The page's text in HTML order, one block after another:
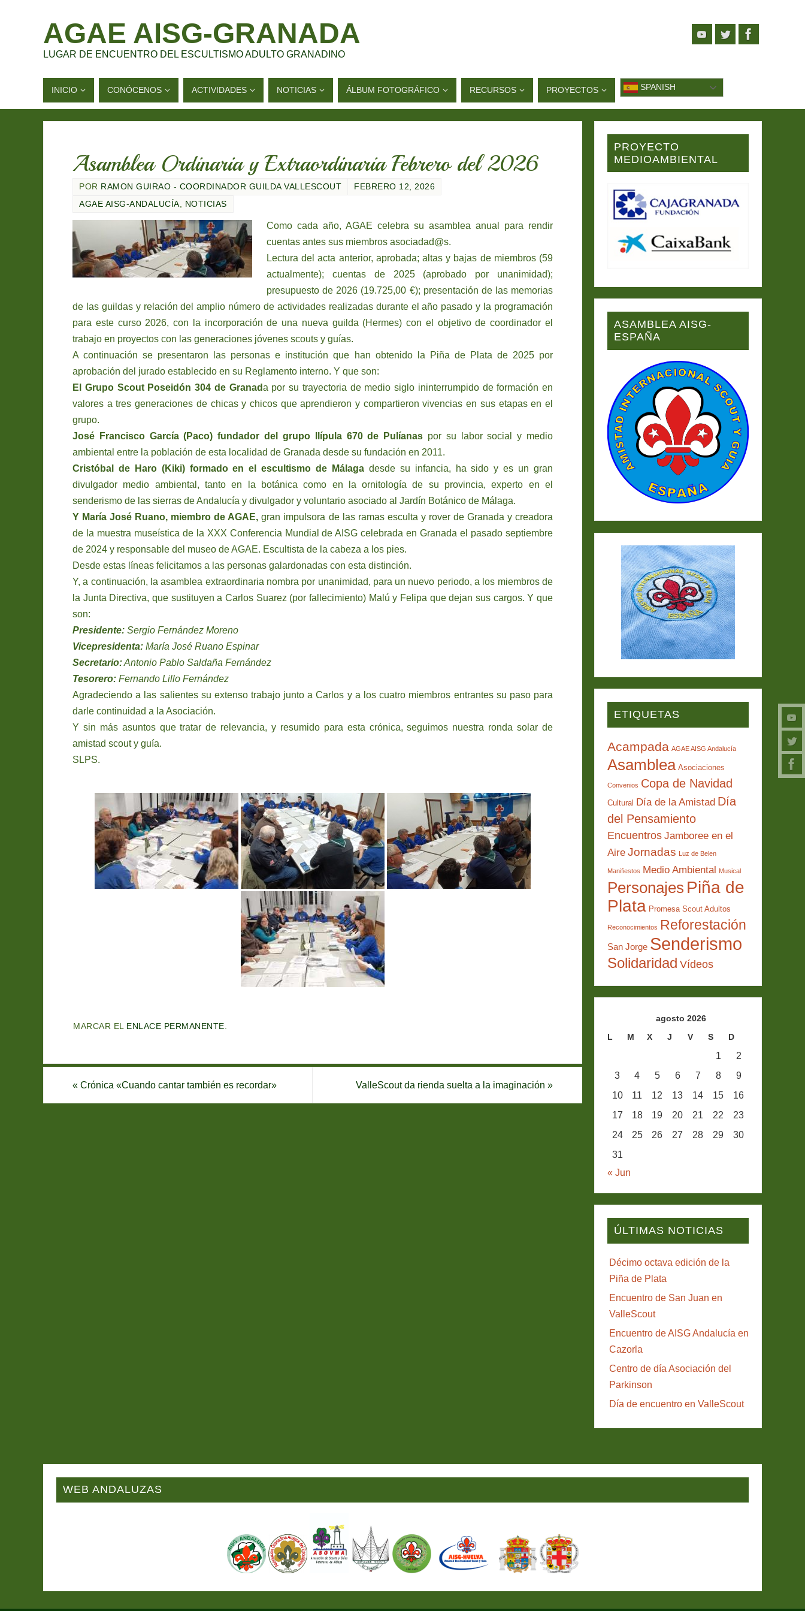
AGAE AISG-GRANADA
LUGAR DE ENCUENTRO DEL ESCULTISMO ADULTO GRANADINO
INICIO CONÓCENOS ACTIVIDADES NOTICIAS ÁLBUM FOTOGRÁFICO RECURSOS PROYECTOS SPANISH
Asamblea Ordinaria y Extraordinaria Febrero del 2026
POR RAMON GUIRAO - COORDINADOR GUILDA VALLESCOUT
FEBRERO 12, 2026
AGAE AISG-ANDALUCÍA, NOTICIAS
Como cada año, AGAE celebra su asamblea anual para rendir
cuentas antes sus miembros asociadad@s.
Lectura del acta anterior, aprobada; altas y bajas de miembros (59
actualmente); cuentas de 2025 (aprobado por unanimidad);
presupuesto de 2026 (19.725,00 €); presentación de las memorias
de las guildas y relación del amplio número de actividades realizadas durante el año pasado y la programación
para este curso 2026, con la incorporación de una nueva guilda (Hermes) con el objetivo de coordinador el
trabajo en proyectos con las generaciones jóvenes scouts y guías.
A continuación se presentaron las personas e institución que han obtenido la Piña de Plata de 2025 por
aprobación del jurado establecido en su Reglamento interno. Y que son:
El Grupo Scout Poseidón 304 de Granada por su trayectoria de medio siglo ininterrumpido de formación en
valores a tres generaciones de chicas y chicos que aprendieron y compartieron vivencias en sus etapas en el
grupo.
José Francisco García (Paco) fundador del grupo Ilípula 670 de Pulíanas por su labor social y medio
ambiental entre la población de esta localidad de Granada desde su fundación en 2011.
Cristóbal de Haro (Kiki) formado en el escultismo de Málaga desde su infancia, ha sido y es un gran
divulgador medio ambiental, tanto en la botánica como en la ornitología de su provincia, experto en el
senderismo de las sierras de Andalucía y divulgador y voluntario asociado al Jardín Botánico de Málaga.
Y María José Ruano, miembro de AGAE, gran impulsora de las ramas esculta y rover de Granada y creadora
de la muestra museística de la XXX Conferencia Mundial de AISG celebrada en Granada el pasado septiembre
de 2024 y responsable del museo de AGAE. Escultista de la cabeza a los pies.
Desde estas líneas felicitamos a las personas galardonadas con esta distinción.
Y, a continuación, la asamblea extraordinaria nombra por unanimidad, para un nuevo periodo, a los miembros de
la Junta Directiva, que sustituyen a Carlos Suarez (por fallecimiento) Malú y Felipa que dejan sus cargos. Y que
son:
Presidente: Sergio Fernández Moreno
Vicepresidenta: María José Ruano Espinar
Secretario:Antonio Pablo Saldaña Fernández
Tesorero: Fernando Lillo Fernández
Agradeciendo a las salientes su extenso trabajo junto a Carlos y a los cuatro miembros entrantes su paso para
darle continuidad a la Asociación.
Y sin más asuntos que tratar de relevancia, y resumido para esta crónica, seguimos nuestra ronda solar de
amistad scout y guía.
SLPS.
MARCAR EL ENLACE PERMANENTE.
« Crónica «Cuando cantar también es recordar» ValleScout da rienda suelta a la imaginación »
PROYECTO
MEDIOAMBIENTAL
ASAMBLEA AISG-
ESPAÑA
ETIQUETAS
Acampada AGAE AISG Andalucía
Asamblea Asociaciones
Convenios Copa de Navidad
Cultural Día de la Amistad Día
del Pensamiento
Encuentros Jamboree en el
Aire Jornadas Luz de Belen
Manifiestos Medio Ambiental Musical
Personajes Piña de
Plata Promesa Scout Adultos
Reconocimientos Reforestación
San Jorge Senderismo
Solidaridad Vídeos
agosto 2026
L
M X J V S D
1
2
3
4 5 6 7 8
9
10
11 12 13 14 15
16
17
18 19 20 21 22
23
24
25 26 27 28 29
30
31
« Jun
ÚLTIMAS NOTICIAS
Décimo octava edición de la
Piña de Plata
Encuentro de San Juan en
ValleScout
Encuentro de AISG Andalucía en
Cazorla
Centro de día Asociación del
Parkinson
Día de encuentro en ValleScout
WEB ANDALUZAS